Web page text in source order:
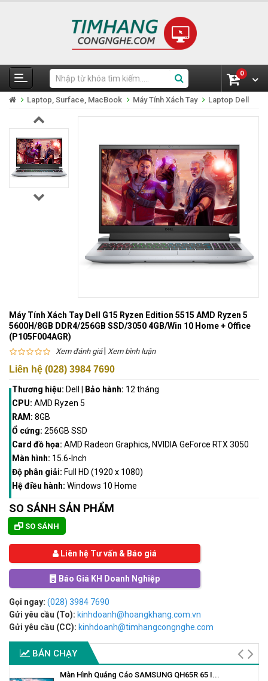
0
Laptop, Surface, MacBook Máy Tính Xách Tay Laptop Dell
Máy Tính Xách Tay Dell G15 Ryzen Edition 5515 AMD Ryzen 5
5600H/8GB DDR4/256GB SSD/3050 4GB/Win 10 Home + Office
(P105F004AGR)
Xem đánh giá| Xem bình luận
Liên hệ (028) 3984 7690
Thương hiệu: Dell Bảo hành: 12 tháng
CPU: AMD Ryzen 5
RAM: 8GB
Ổ cứng: 256GB SSD
Card đồ họa: AMD Radeon Graphics, NVIDIA GeForce RTX 3050
Màn hình: 15.6-Inch
Độ phân giải: Full HD (1920 x 1080)
Hệ điều hành: Windows 10 Home
SO SÁNH SẢN PHẨM
SO SÁNH
Liên hệ Tư vấn & Báo giá
Báo Giá KH Doanh Nghiệp
Gọi ngay: (028) 3984 7690
Gửi yêu cầu (To): kinhdoanh@hoangkhang.com.vn
Gửi yêu cầu (CC): kinhdoanh@timhangcongnghe.com
BÁN CHẠY
Màn Hình Quảng Cáo SAMSUNG QH65R 65 I...